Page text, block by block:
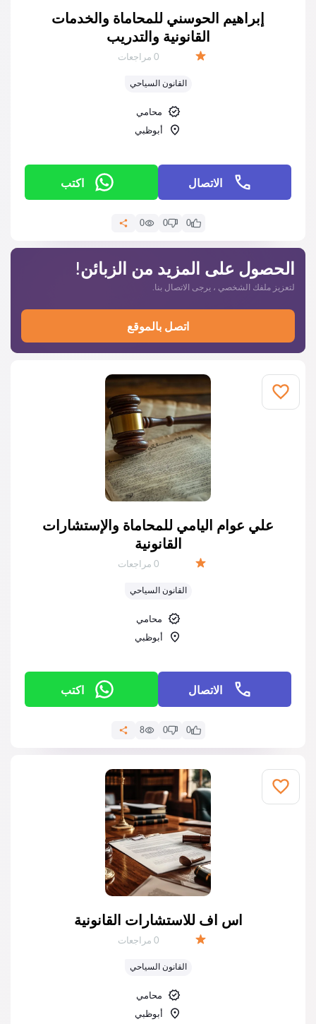
إبراهيم الحوسني للمحاماة والخدمات
القانونية والتدريب
عدد المراجعات:
0 مراجعات
القانون السياحي
محامي
أبوظبي
الاتصال اكتب
0
0
0
الحصول على المزيد من الزبائن!
لتعزيز ملفك الشخصي ، يرجى الاتصال بنا.
اتصل بالموقع
علي عوام اليامي للمحاماة والإستشارات
القانونية
عدد المراجعات:
0 مراجعات
القانون السياحي
محامي
أبوظبي
الاتصال اكتب
0
0
8
اس اف للاستشارات القانونية
عدد المراجعات:
0 مراجعات
القانون السياحي
محامي
أبوظبي